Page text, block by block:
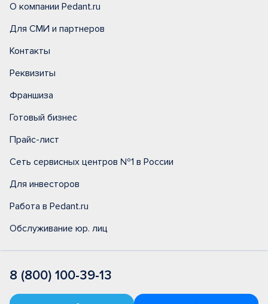
О компании Pedant.ru
Для СМИ и партнеров
Контакты
Реквизиты
Франшиза
Готовый бизнес
Прайс-лист
Сеть сервисных центров №1 в России
Для инвесторов
Работа в Pedant.ru
Обслуживание юр. лиц
8 (800) 100-39-13